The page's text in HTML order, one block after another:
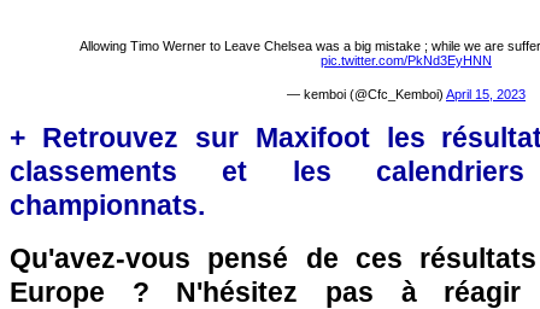
Allowing Timo Werner to Leave Chelsea was a big mistake ; while we are
pic.twitter.com/PkNd3EyHNN
— kemboi (@Cfc_Kemboi) April 15, 2023
+ Retrouvez sur Maxifoot les
classements et les
championnats.
Qu'avez-vous pensé de ces
Europe ? N'hésitez pas à réagir